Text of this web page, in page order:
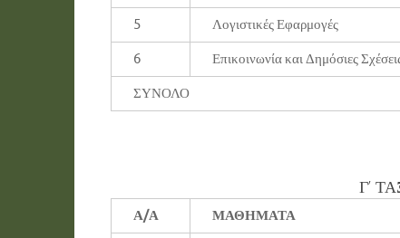
5
Λογιστικές Εφαρμογές
6
Επικοινωνία και Δημόσιες
ΣΥΝΟΛΟ
Γ’
Α/Α ΜΑΘΗΜΑΤΑ